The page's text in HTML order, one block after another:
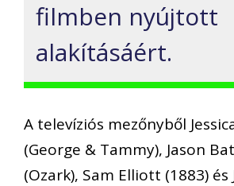
filmben nyújtott
alakításáért.
A televíziós mezőnyből
(George & Tammy), Jason
(Ozark), Sam Elliott (1883) és